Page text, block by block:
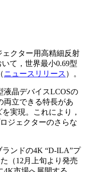
クター用高精細反射
て，世界最小0.69型
ニュースリリース ）。
液晶デバイスLCOSの
両立できる特長があ
実現。これにより，
ジェクターのさらな
ンドの4K “D‐ILA”プ
（12月上旬より発売